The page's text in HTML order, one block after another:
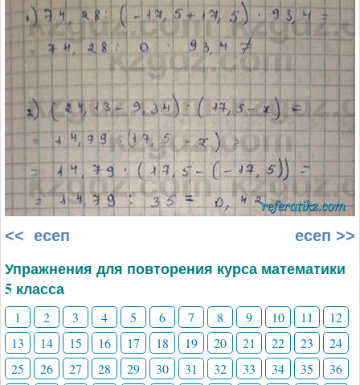
<< есеп есеп >>
Упражнения для повторения курса математики
5 класса
1 2 3 4 5 6 7 8 9 10 11
12
13
14 15 16 17 18 19 20 21 22 23
24
25
26 27 28 29 30 31 32 33 34 35
36